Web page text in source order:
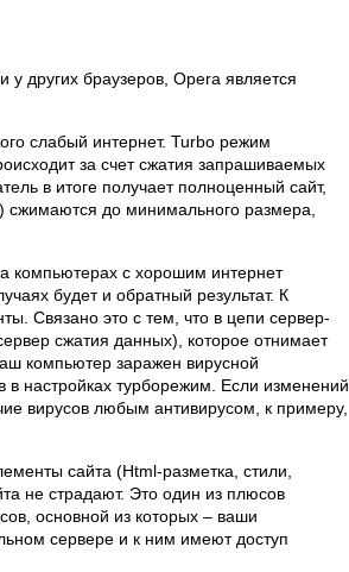
других браузеров, Operа является
слабый интернет. Turbo режим
за счет сжатия запрашиваемых
в итоге получает полноценный сайт,
сжимаются до минимального размера,
компьютерах с хорошим интернет
будет и обратный результат. К
Связано это с тем, что в цепи сервер-
сжатия данных), которое отнимает
компьютер заражен вирусной
настройках турборежим. Если изменений
вирусов любым антивирусом, к примеру,
сайта (Html-разметка, стили,
не страдают. Это один из плюсов
основной из которых – ваши
сервере и к ним имеют доступ